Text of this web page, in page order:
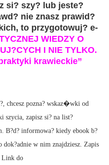
si? szy? lub jeste?
nie znasz prawid?
to przygotowuj? e-
WIEDZY O
I NIE TYLKO.
krawieckie”
chcesz pozna? wskaz�wki od
szycia, zapisz si? na list?
B?d? informowa? kiedy ebook b?
dok?adnie w nim znajdziesz. Zapis
Link do